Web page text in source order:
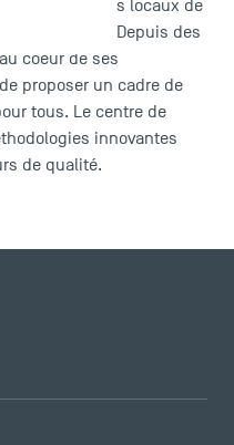
dans les locaux de
Agne (31). Depuis des
coeur de ses
proposer un cadre de
tous. Le centre de
innovantes
de qualité.